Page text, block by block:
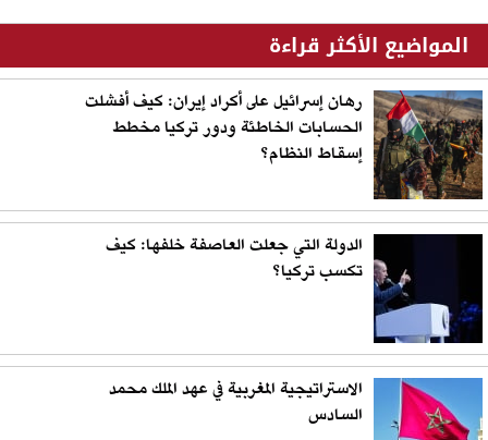
المواضيع الأكثر قراءة
رهان إسرائيل على أكراد إيران: كيف أفشلت
الحسابات الخاطئة ودور تركيا مخطط
إسقاط النظام؟
الدولة التي جعلت العاصفة خلفها: كيف
تكسب تركيا؟
الاستراتيجية المغربية في عهد الملك محمد
السادس